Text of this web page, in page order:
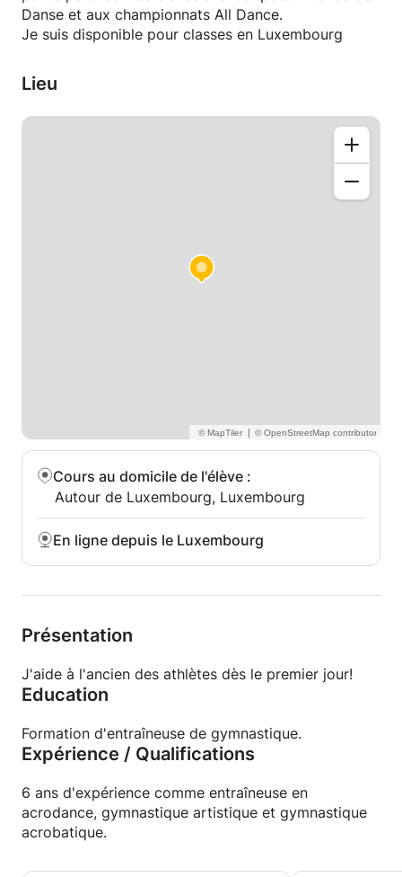
Danse et aux championnats All Dance.
Je suis disponible pour classes en Luxembourg
Lieu
|
Cours au domicile de l'élève :
Autour de Luxembourg, Luxembourg
En ligne depuis le Luxembourg
Présentation
J'aide à l'ancien des athlètes dès le premier jour!
Education
Formation d'entraîneuse de gymnastique.
Expérience / Qualifications
6 ans d'expérience comme entraîneuse en
acrodance, gymnastique artistique et gymnastique
acrobatique.